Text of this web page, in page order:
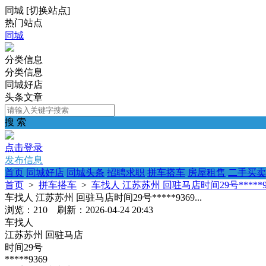
同城 [切换站点]
热门站点
同城
分类信息
分类信息
同城好店
头条文章
搜 索
点击登录
发布信息
首页 同城好店 同城头条 招聘求职 拼车搭车 房屋租售 二手买卖
首页 > 拼车搭车 > 车找人 江苏苏州 回驻马店时间29号
车找人 江苏苏州 回驻马店时间29号*****9369...
浏览：210 刷新：2026-04-24 20:43
车找人
江苏苏州 回驻马店
时间29号
*****9369